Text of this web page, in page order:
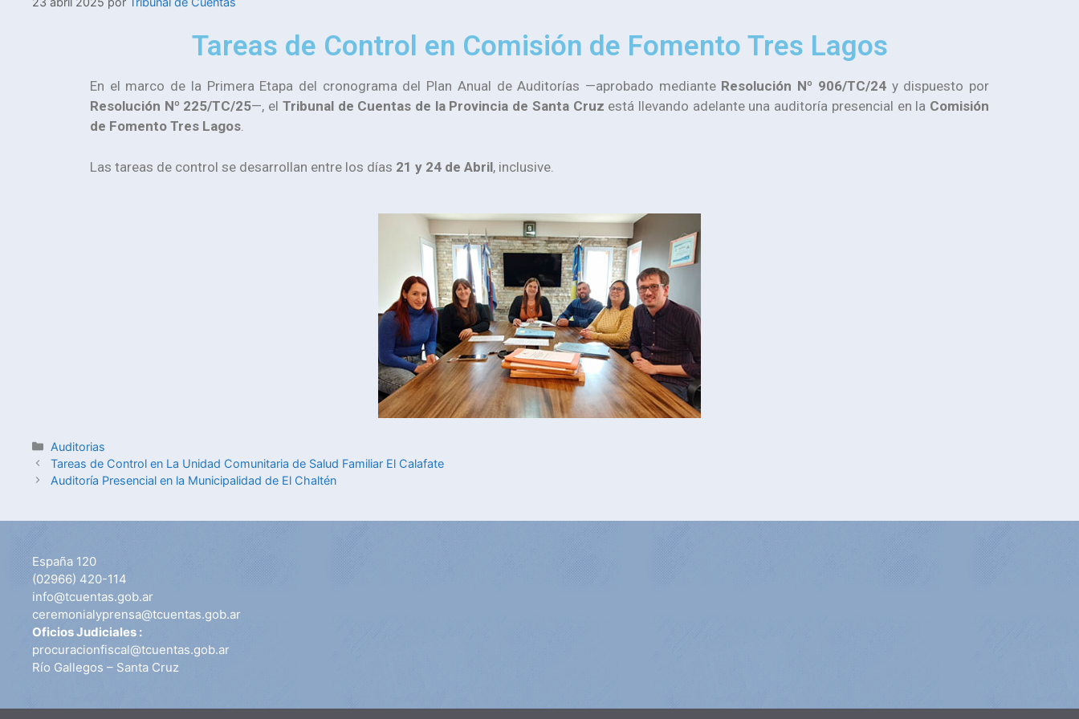
Tareas de Control en Comisión de Fomento Tres Lagos
En el marco de la Primera Etapa del cronograma del Plan Anual de Auditorías —aprobado mediante Resolución Nº 906/TC/24y dispuesto por
Resolución Nº 225/TC/25—, el Tribunal de Cuentas de la Provincia de Santa Cruz está llevando adelante una auditoría presencial en la Comisión
de Fomento Tres Lagos.
Las tareas de control se desarrollan entre los días 21 y 24 de Abril, inclusive.
Auditorias
Tareas de Control en La Unidad Comunitaria de Salud Familiar El Calafate
Auditoría Presencial en la Municipalidad de El Chaltén
España 120
(02966) 420-114
info@tcuentas.gob.ar
ceremonialyprensa@tcuentas.gob.ar
Oficios Judiciales :
procuracionfiscal@tcuentas.gob.ar
Río Gallegos – Santa Cruz